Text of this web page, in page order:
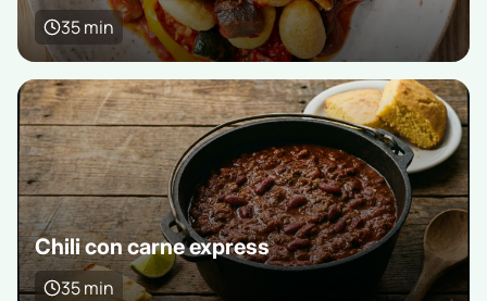
35 min
Chili con carne express
35 min